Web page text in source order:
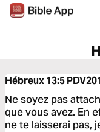
Hébreux 13:5
Ne soyez pas
que vous avez. En
ne te laisserai pas,